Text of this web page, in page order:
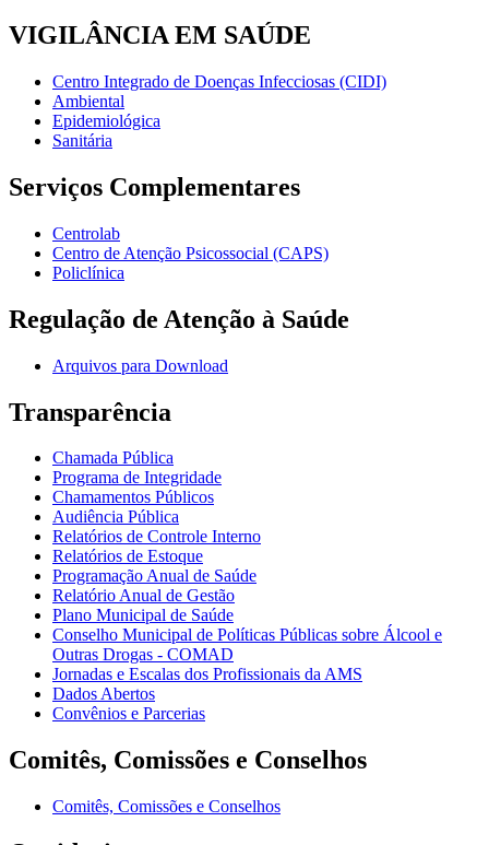
VIGILÂNCIA EM SAÚDE
Centro Integrado de Doenças Infecciosas (CIDI)
Ambiental
Epidemiológica
Sanitária
Serviços Complementares
Centrolab
Centro de Atenção Psicossocial (CAPS)
Policlínica
Regulação de Atenção à Saúde
Arquivos para Download
Transparência
Chamada Pública
Programa de Integridade
Chamamentos Públicos
Audiência Pública
Relatórios de Controle Interno
Relatórios de Estoque
Programação Anual de Saúde
Relatório Anual de Gestão
Plano Municipal de Saúde
Conselho Municipal de Políticas Públicas sobre Álcool e
Outras Drogas - COMAD
Jornadas e Escalas dos Profissionais da AMS
Dados Abertos
Convênios e Parcerias
Comitês, Comissões e Conselhos
Comitês, Comissões e Conselhos